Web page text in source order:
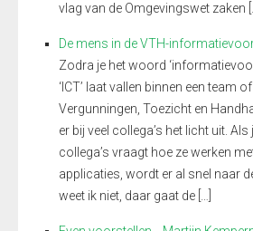
vlag van de Omgevingswet zaken
De mens in de VTH-
Zodra je het woord
‘ICT’ laat vallen binnen een team
Vergunningen, Toezicht en
er bij veel collega’s het licht uit. Als
collega’s vraagt hoe ze werken
applicaties, wordt er al snel naar
weet ik niet, daar gaat de […]